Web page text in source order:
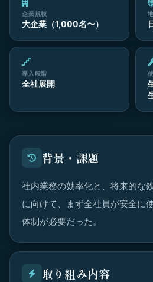
企業規模
大企業（1,000名〜）
導入段階
全社展開
背景・課題
社内業務の効率化と、将来的な
に向けて、まず全社員が安全に
体制が必要だった。
取り組み内容